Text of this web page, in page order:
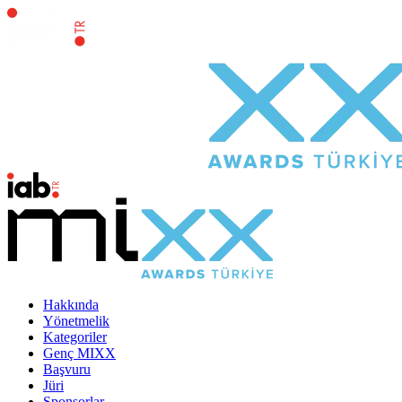
Hakkında
Yönetmelik
Kategoriler
Genç MIXX
Başvuru
Jüri